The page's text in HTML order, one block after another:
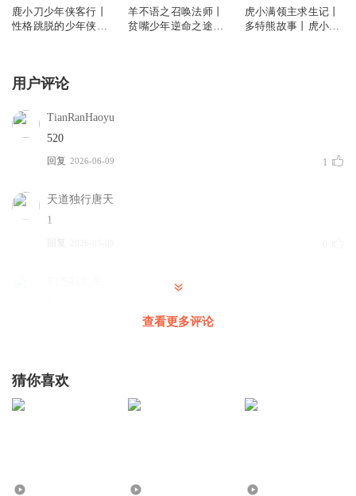
鹿小刀少年侠客行丨
性格跳脱的少年侠客
羊不语之召唤法师丨
贫嘴少年逆命之途丨
虎小满领主求生记丨
多特熊故事丨虎小满
用户评论
TianRanHaoyu
520
回复 2026-06-09 1
天道独行唐天
1
回复
查看更多评论
猜你喜欢